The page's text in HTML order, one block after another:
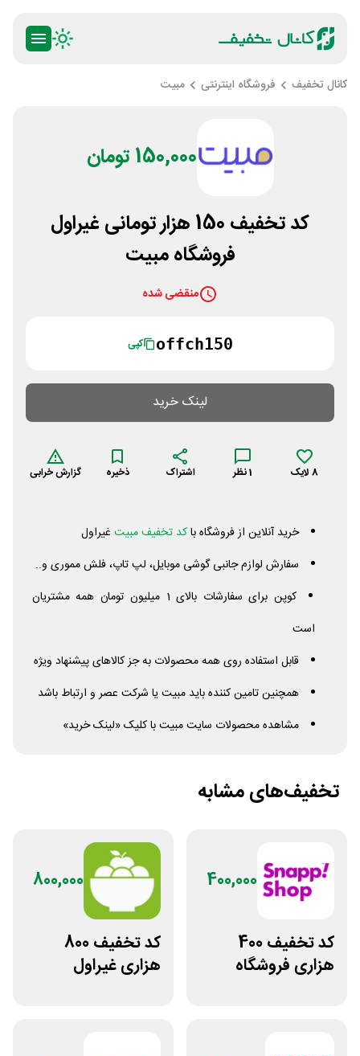
کانال تخفیف فروشگاه اینترنتی مبیت
150,000 تومان
کد تخفیف 150 هزار تومانی غیراول
فروشگاه مبیت
منقضی شده
offch150 کپی
لینک خرید
8لایک 1نظر اشتراک ذخیره گزارش خرابی
خرید آنلاین از فروشگاه باکد تخفیف مبیت غیراول
سفارش لوازم جانبی گوشی موبایل، لپ تاپ، فلش مموری و..
کوپن برای سفارشات بالای 1 میلیون تومان همه مشتریان
است
قابل استفاده روی همه محصولات به جز کالاهای پیشنهاد ویژه
همچنین تامین کننده باید مبیت یا شرکت عصر و ارتباط باشد
مشاهده محصولات سایت مبیت با کلیک «لینک خرید»
تخفیف‌های مشابه
400,000
کد تخفیف 400
هزاری فروشگاه
800,000
کد تخفیف 800
هزاری غیراول